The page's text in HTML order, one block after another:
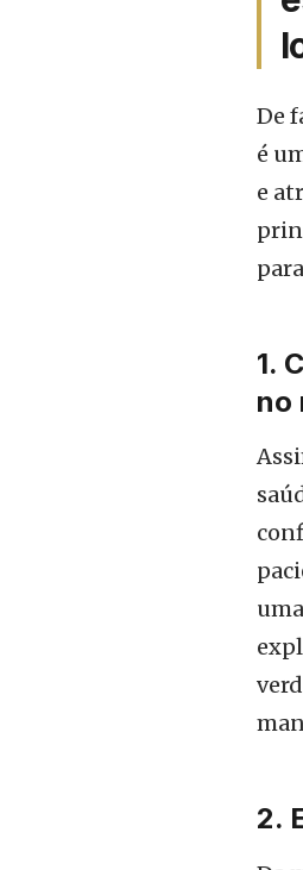
De
é
e
1.
no
2.